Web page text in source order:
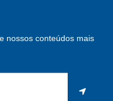
nossos conteúdos mais